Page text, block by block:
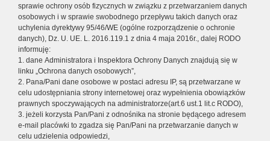
sprawie ochrony osób fizycznych w związku z przetwarzaniem danych
osobowych i w sprawie swobodnego przepływu takich danych oraz
uchylenia dyrektywy 95/46/WE (ogólne rozporządzenie o ochronie
danych), Dz. U. UE. L. 2016.119.1 z dnia 4 maja 2016r., dalej RODO
informuję:
1. dane Administratora i Inspektora Ochrony Danych znajdują się w
linku „Ochrona danych osobowych”,
2. Pana/Pani dane osobowe w postaci adresu IP, są przetwarzane w
celu udostępniania strony internetowej oraz wypełnienia obowiązków
prawnych spoczywających na administratorze(art.6 ust.1 lit.c RODO),
3. jeżeli korzysta Pan/Pani z odnośnika na stronie będącego adresem
e-mail placówki to zgadza się Pan/Pani na przetwarzanie danych w
celu udzielenia odpowiedzi,